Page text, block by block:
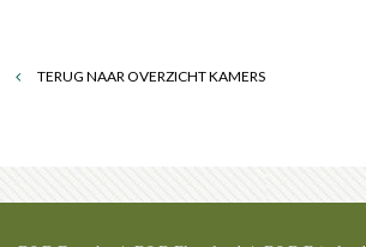
TERUG NAAR OVERZICHT KAMERS